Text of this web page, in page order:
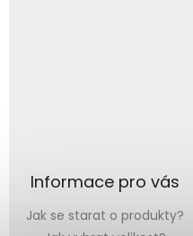
Informace pro vás
Jak se starat o produkty?